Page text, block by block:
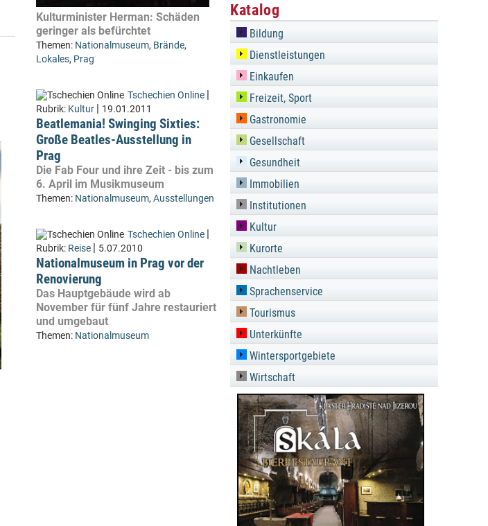
Kulturminister Herman: Schäden
geringer als befürchtet
Themen: Nationalmuseum, Brände,
Lokales, Prag
Tschechien Online |
Rubrik: Kultur | 19.01.2011
Beatlemania! Swinging Sixties:
Große Beatles-Ausstellung in
Prag
Die Fab Four und ihre Zeit - bis zum
6. April im Musikmuseum
Themen: Nationalmuseum, Ausstellungen
Tschechien Online |
Rubrik: Reise | 5.07.2010
Nationalmuseum in Prag vor der
Renovierung
Das Hauptgebäude wird ab
November für fünf Jahre restauriert
und umgebaut
Themen: Nationalmuseum
Katalog
Bildung
Dienstleistungen
Einkaufen
Freizeit, Sport
Gastronomie
Gesellschaft
Gesundheit
Immobilien
Institutionen
Kultur
Kurorte
Nachtleben
Sprachenservice
Tourismus
Unterkünfte
Wintersportgebiete
Wirtschaft